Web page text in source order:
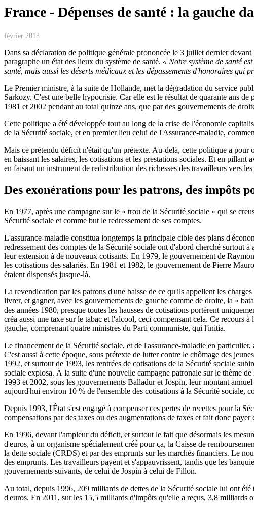
France - Dépenses de santé : la gauche
février 2013
Dans sa déclaration de politique générale prononcée le 3 juillet dernier
paragraphe un état des lieux du système de santé. « Notre système de santé
santé, mais aussi les déserts médicaux et les dépassements d'honoraires
Le Premier ministre, à la suite de Hollande, met la dégradation du service
Sarkozy. C'est une belle hypocrisie. Car elle est le résultat de quarante ans
1981 et 2002 pendant au total quinze ans, que par des gouvernements de
Cette politique a été développée tout au long de la crise de l'économie
de la Sécurité sociale, et en premier lieu celui de l'Assurance-maladie,
Mais ce prétendu déficit n'était qu'un prétexte. Au-delà, cette politique a pour
en baissant les salaires, les cotisations et les prestations sociales. Et en
en faisant un instrument de redistribution des richesses des travailleurs vers
Des exonérations pour les patrons, des impôts
En 1977, après une campagne sur le « trou de la Sécurité sociale » qui se
Sécurité sociale et comme but le redressement de ses comptes.
L'assurance-maladie constitua longtemps la principale cible des plans
redressement des comptes de la Sécurité sociale ont d'abord cherché surtout
leur extension à de nouveaux cotisants. En 1979, le gouvernement de
les cotisations des salariés. En 1981 et 1982, le gouvernement de Pierre
étaient dispensés jusque-là.
La revendication par les patrons d'une baisse de ce qu'ils appellent les
livrer, et gagner, avec les gouvernements de gauche comme de droite, la «
des années 1980, presque toutes les hausses de cotisations portèrent
créa aussi une taxe sur le tabac et l'alcool, ceci compensant cela. Ce
gauche, comprenant quatre ministres du Parti communiste, qui l'initia.
Le financement de la Sécurité sociale, et de l'assurance-maladie en
C'est aussi à cette époque, sous prétexte de lutter contre le chômage des
1992, et surtout de 1993, les rentrées de cotisations de la Sécurité sociale
sociale explosa. À la suite d'une nouvelle campagne patronale sur le thème
1993 et 2002, sous les gouvernements Balladur et Jospin, leur montant
aujourd'hui environ 10 % de l'ensemble des cotisations à la Sécurité sociale,
Depuis 1993, l'État s'est engagé à compenser ces pertes de recettes pour la
compensations par des taxes ou des augmentations de taxes et fait donc
En 1996, devant l'ampleur du déficit, et surtout le fait que désormais les
d'euros, à un organisme spécialement créé pour ça, la Caisse de
la dette sociale (CRDS) et par des emprunts sur les marchés financiers. Le
des emprunts. Les travailleurs payent et s'appauvrissent, tandis que les
gouvernements suivants, de celui de Jospin à celui de Fillon.
Au total, depuis 1996, 209 milliards de dettes de la Sécurité sociale lui ont
d'euros. En 2011, sur les 15,5 milliards d'impôts qu'elle a reçus, 3,8 milliards